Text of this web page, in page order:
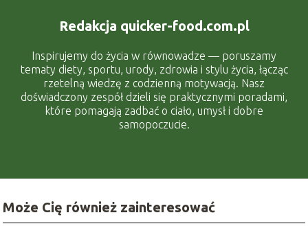
Redakcja quicker-food.com.pl
Inspirujemy do życia w równowadze — poruszamy
tematy diety, sportu, urody, zdrowia i stylu życia, łącząc
rzetelną wiedzę z codzienną motywacją. Nasz
doświadczony zespół dzieli się praktycznymi poradami,
które pomagają zadbać o ciało, umysł i dobre
samopoczucie.
Może Cię również zainteresować